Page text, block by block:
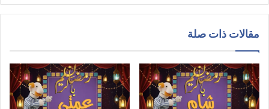
مقالات ذات صلة